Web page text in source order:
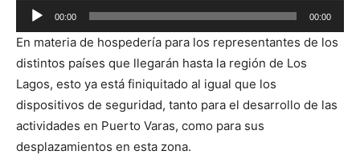
Reproductor
de
audio
00:00 00:00
En materia de hospedería para los representantes de los
distintos países que llegarán hasta la región de Los
Lagos, esto ya está finiquitado al igual que los
dispositivos de seguridad, tanto para el desarrollo de las
actividades en Puerto Varas, como para sus
desplazamientos en esta zona.